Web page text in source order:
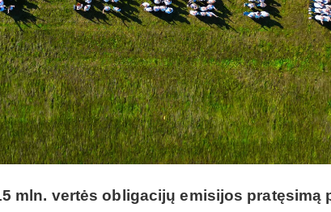
mln. vertės obligacijų emisijos pratęsimą